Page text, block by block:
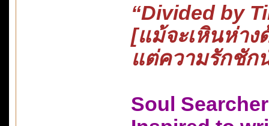
“Divided by
[แม้จะเหินห่าง
แต่ความรักชัก
Soul Searcher